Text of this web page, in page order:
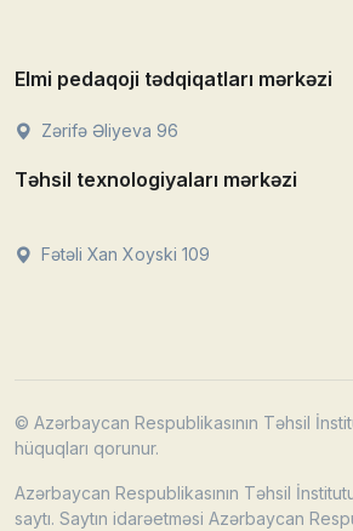
Elmi pedaqoji tədqiqatları mərkəzi
Zərifə Əliyeva 96
Təhsil texnologiyaları mərkəzi
Fətəli Xan Xoyski 109
© Azərbaycan Respublikasının Təhsil
hüquqları qorunur.
Azərbaycan Respublikasının Təhsil
saytı. Saytın idarəetməsi Azərbaycan